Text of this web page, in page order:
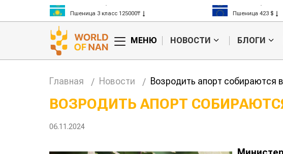
Рис 300000₸
Пшеница 3 класс 125000₸
Рис 408 $
Пшеница 423 $
МЕНЮ НОВОСТИ БЛОГИ
Главная Новости Возродить апорт собираются
ВОЗРОДИТЬ АПОРТ
06.11.2024